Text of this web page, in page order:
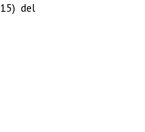
del